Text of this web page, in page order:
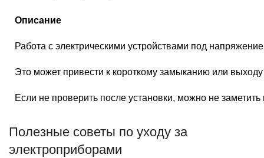
Описание
Работа с электрическими устройствами под
Это может привести к короткому замыканию или
Если не проверить после установки, можно не
Полезные советы по уходу за
электроприборами